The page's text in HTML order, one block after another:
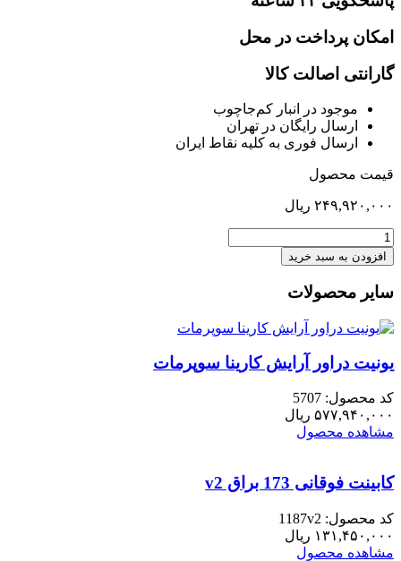
امکان پرداخت در محل
گارانتی اصالت کالا
موجود در انبار کم‌‌جاچوب
ارسال رایگان در تهران
ارسال فوری به کلیه نقاط ایران
قیمت محصول
۲۴۹,۹۲۰,۰۰۰ ریال
کمد
لباس
دودرب
هلیا
عدد
افزودن به سبد خرید
سایر محصولات
یونیت دراور آرایش کارینا سوپرمات
کد محصول: 5707
۵۷۷,۹۴۰,۰۰۰ ریال
مشاهده محصول
کابینت فوقانی 173 براق v2
کد محصول: 1187v2
۱۳۱,۴۵۰,۰۰۰ ریال
مشاهده محصول